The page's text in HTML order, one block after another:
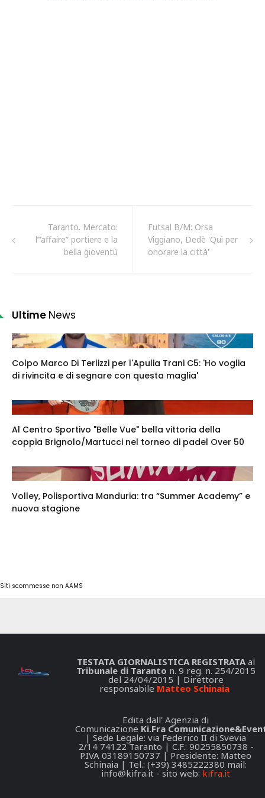
Taranto. Mercato:
l’”affaire” portiere e la
bella gioventù
Futsal B/M: Orsa
Viggiano, Dedè 'Qui per
onorare la città'
Ultime News
Colpo Marco Di Terlizzi per l'Apulia Trani C5: 'Ho voglia
di rivincita e di segnare con questa maglia'
Al Centro Sportivo "Belle Vue" bella vittoria della
coppia Brignolo/Martucci nel torneo di padel Over 50
Volley, Polisportiva Manduria: tra “Summer Academy” e
nuova stagione
Siti scommesse non AAMS
TESTATA GIORNALISTICA REGISTRATAal
Tribunale di Taranto n. 9 reg. n. 254/2015
del 24/04/2015 | Direttore
responsabile Matteo Schinaia
Edita dall' Agenzia di
Comunicazione Ki.Fra
| Sede Legale: via Federico II di Svevia
2/14 74122 Taranto | C.F.: 90255850738 -
P.IVA 03189150737 | Presidente: Matteo
Schinaia | Tel.: (+39) 3485222380 mail:
info@kifra.it - sito web: kifra.it